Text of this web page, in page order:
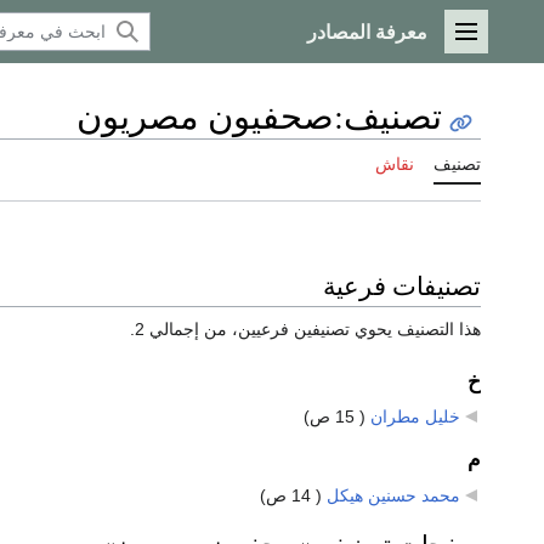
القائمة الرئيسية
معرفة المصادر
تصنيف:صحفيون مصريون
تصنيف نقاش
تصنيفات فرعية
هذا التصنيف يحوي تصنيفين فرعيين، من إجمالي 2.
خ
خليل مطران ( 15 ص)
م
محمد حسنين هيكل ( 14 ص)